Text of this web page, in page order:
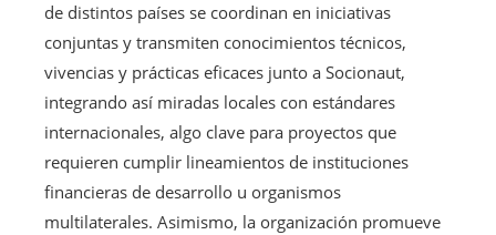
de distintos países se coordinan en iniciativas
conjuntas y transmiten conocimientos técnicos,
vivencias y prácticas eficaces junto a Socionaut,
integrando así miradas locales con estándares
internacionales, algo clave para proyectos que
requieren cumplir lineamientos de instituciones
financieras de desarrollo u organismos
multilaterales. Asimismo, la organización promueve